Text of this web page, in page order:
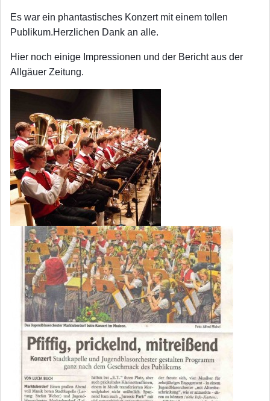
Es war ein phantastisches Konzert mit einem tollen
Publikum.Herzlichen Dank an alle.
Hier noch einige Impressionen und der Bericht aus der
Allgäuer Zeitung.